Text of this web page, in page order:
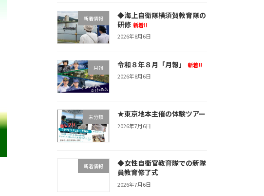
新着情報
◆海上自衛隊横須賀教育隊の
研修 新着!!
2026年8月6日
月報 令和８年８月「月報」
新着!!
2026年8月6日
未分類 ★東京地本主催の体験ツアー
2026年7月6日
新着情報
◆女性自衛官教育隊での新隊
員教育修了式
2026年7月6日